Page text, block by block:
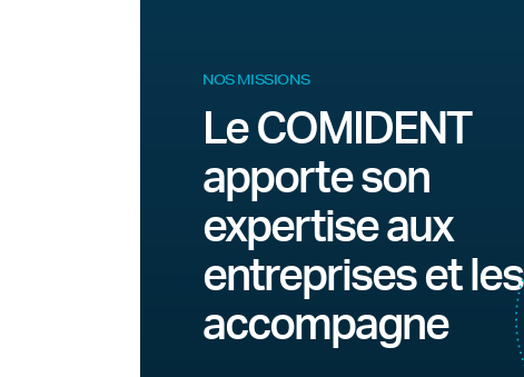
NOS MISSIONS
Le COMIDENT
apporte son
expertise aux
entreprises et les
accompagne